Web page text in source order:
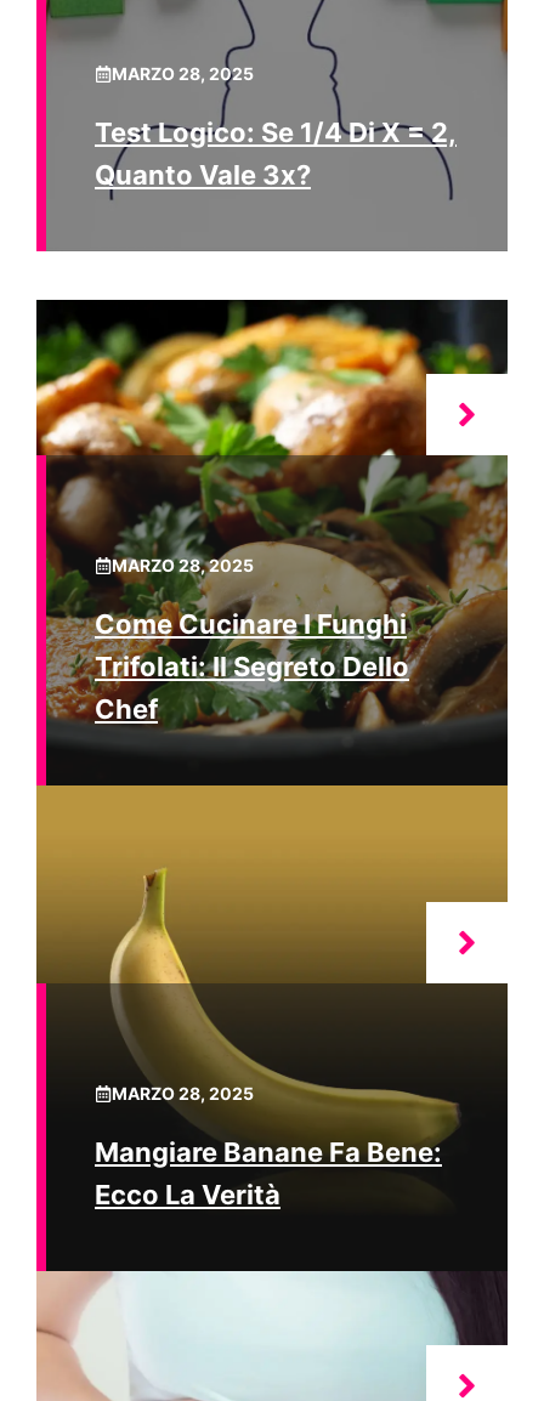
MARZO 28, 2025
Test Logico: Se 1/4 Di X = 2,
Quanto Vale 3x?
MARZO 28, 2025
Come Cucinare I Funghi
Trifolati: Il Segreto Dello
Chef
MARZO 28, 2025
Mangiare Banane Fa Bene:
Ecco La Verità